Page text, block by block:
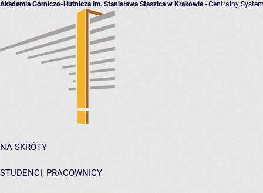
Akademia Górniczo-Hutnicza im. Stanisława Staszica w Krakowie- Centralny
NA SKRÓTY
STUDENCI, PRACOWNICY